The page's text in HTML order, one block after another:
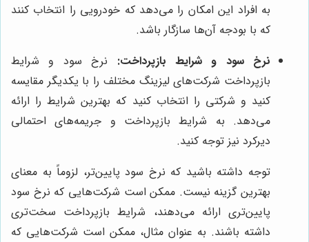
به افراد این امکان را می‌دهد که خودرویی را انتخاب کنند
که با بودجه آن‌ها سازگار باشد.
نرخ سود و شرایط بازپرداخت: نرخ سود و شرایط
بازپرداخت شرکت‌های لیزینگ مختلف را با یکدیگر مقایسه
کنید و شرکتی را انتخاب کنید که بهترین شرایط را ارائه
می‌دهد. به شرایط بازپرداخت و جریمه‌های احتمالی
دیرکرد نیز توجه کنید.
توجه داشته باشید که نرخ سود پایین‌تر، لزوماً به معنای
بهترین گزینه نیست. ممکن است شرکت‌هایی که نرخ سود
پایین‌تری ارائه می‌دهند، شرایط بازپرداخت سخت‌تری
داشته باشند. به عنوان مثال، ممکن است شرکت‌هایی که